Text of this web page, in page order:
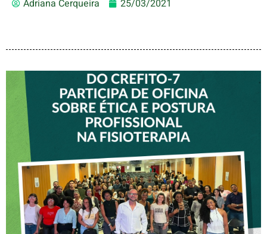
Adriana Cerqueira 25/03/2021
VICE-PRESIDENTE DO
CREFITO-7 PARTICIPA DE
OFICINA SOBRE ÉTICA E
POSTURA PROFISSIONAL
NA FISIOTERAPIA